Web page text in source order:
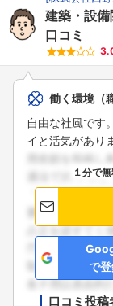
建築・設
口コミ
働く環境（
自由な社風です
イと活気があり
１分で
で
口コミ投